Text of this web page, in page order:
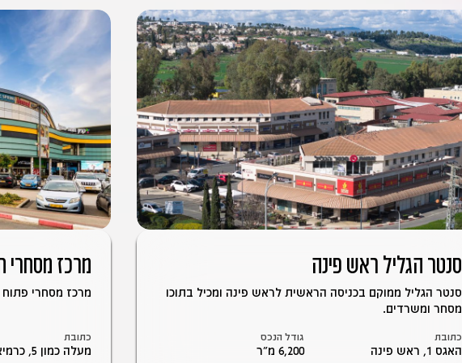
סנטר הגליל ראש פינה
סנטר הגליל ממוקם בכניסה הראשית לראש פינה ומכיל בתוכו
מסחר ומשרדים.
כתובת
האגס 1, ראש פינה
גודל הנכס
6,200 מ״ר
מרכז מסחרי
מרכז מסחרי
כתובת
מעלה כמון 5, כרמיאל